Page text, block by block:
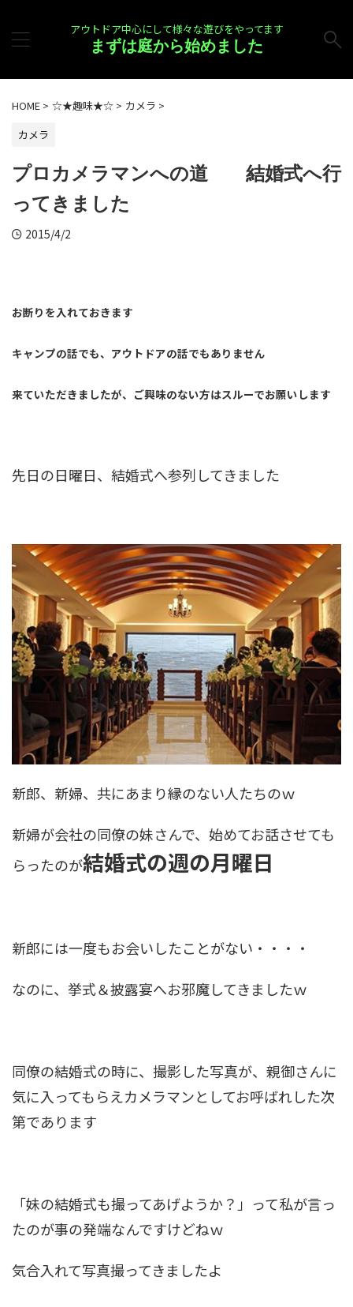
アウトドア中心にして様々な遊びをやってます
まずは庭から始めました
HOME > ☆★趣味★☆ > カメラ >
カメラ
プロカメラマンへの道 結婚式へ行
ってきました
2015/4/2
お断りを入れておきます
キャンプの話でも、アウトドアの話でもありません
来ていただきましたが、ご興味のない方はスルーでお願いします
先日の日曜日、結婚式へ参列してきました
新郎、新婦、共にあまり縁のない人たちのｗ
新婦が会社の同僚の妹さんで、始めてお話させても
らったのが結婚式の週の月曜日
新郎には一度もお会いしたことがない・・・・
なのに、挙式＆披露宴へお邪魔してきましたｗ
同僚の結婚式の時に、撮影した写真が、親御さんに
気に入ってもらえカメラマンとしてお呼ばれした次
第であります
「妹の結婚式も撮ってあげようか？」って私が言っ
たのが事の発端なんですけどねｗ
気合入れて写真撮ってきましたよ